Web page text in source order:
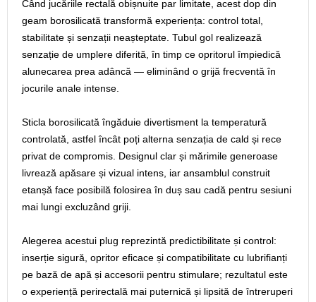
Când jucăriile rectală obișnuite par limitate, acest dop din
geam borosilicată transformă experiența: control total,
stabilitate și senzații neașteptate. Tubul gol realizează
senzație de umplere diferită, în timp ce opritorul împiedică
alunecarea prea adâncă — eliminând o grijă frecventă în
jocurile anale intense.
Sticla borosilicată îngăduie divertisment la temperatură
controlată, astfel încât poți alterna senzația de cald și rece
privat de compromis. Designul clar și mărimile generoase
livrează apăsare și vizual intens, iar ansamblul construit
etanșă face posibilă folosirea în duș sau cadă pentru sesiuni
mai lungi excluzând griji.
Alegerea acestui plug reprezintă predictibilitate și control:
inserție sigură, opritor eficace și compatibilitate cu lubrifianți
pe bază de apă și accesorii pentru stimulare; rezultatul este
o experiență perirectală mai puternică și lipsită de întreruperi